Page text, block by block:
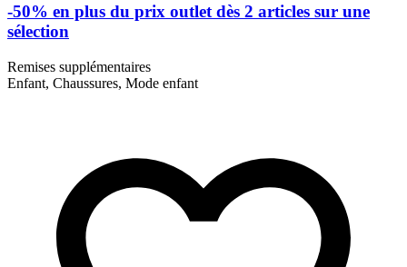
-50% en plus du prix outlet dès 2 articles sur une
sélection
Remises supplémentaires
Enfant, Chaussures, Mode enfant